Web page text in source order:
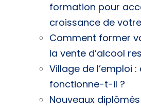
formation pour
croissance de
Comment former
la vente d’alcool
Village de l’emploi
fonctionne-t-il ?
Nouveaux